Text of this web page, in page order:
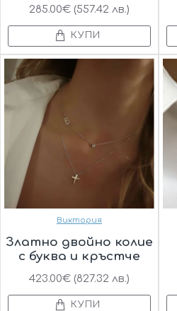
285.00€ (557.42 лв.)
КУПИ
Виктория
Златно двойно колие
с буква и кръстче
423.00€ (827.32 лв.)
КУПИ